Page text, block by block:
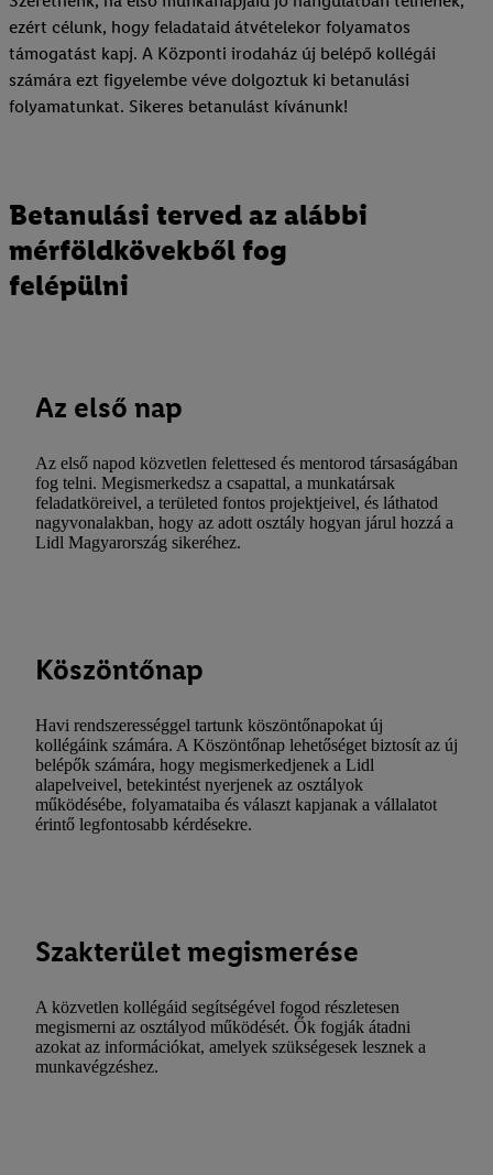
ezért célunk, hogy feladataid átvételekor folyamatos
támogatást kapj. A Központi irodaház új belépő kollégái
számára ezt figyelembe véve dolgoztuk ki betanulási
folyamatunkat. Sikeres betanulást kívánunk!
Betanulási terved az alábbi
mérföldkövekből fog
felépülni
Az első nap
Az első napod közvetlen felettesed és mentorod társaságában
fog telni. Megismerkedsz a csapattal, a munkatársak
feladatköreivel, a területed fontos projektjeivel, és láthatod
nagyvonalakban, hogy az adott osztály hogyan járul hozzá a
Lidl Magyarország sikeréhez.
Köszöntőnap
Havi rendszerességgel tartunk köszöntőnapokat új
kollégáink számára. A Köszöntőnap lehetőséget biztosít az új
belépők számára, hogy megismerkedjenek a Lidl
alapelveivel, betekintést nyerjenek az osztályok
működésébe, folyamataiba és választ kapjanak a vállalatot
érintő legfontosabb kérdésekre.
Szakterület megismerése
A közvetlen kollégáid segítségével fogod részletesen
megismerni az osztályod működését. Ők fogják átadni
azokat az információkat, amelyek szükségesek lesznek a
munkavégzéshez.